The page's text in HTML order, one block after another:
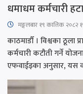
धमाधम कर्मचारी
मङ्गलबार १९ कात्तिक २०८२
काठमाडौँ । विश्वका ठूला
कर्मचारी कटौती गर्ने
एफवाईइका अनुसार, यस